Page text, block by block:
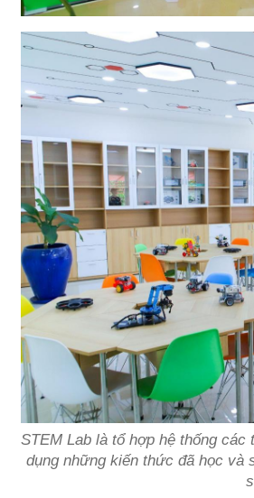
STEM Lab là tổ hợp hệ thống
dụng những kiến thức đã học và